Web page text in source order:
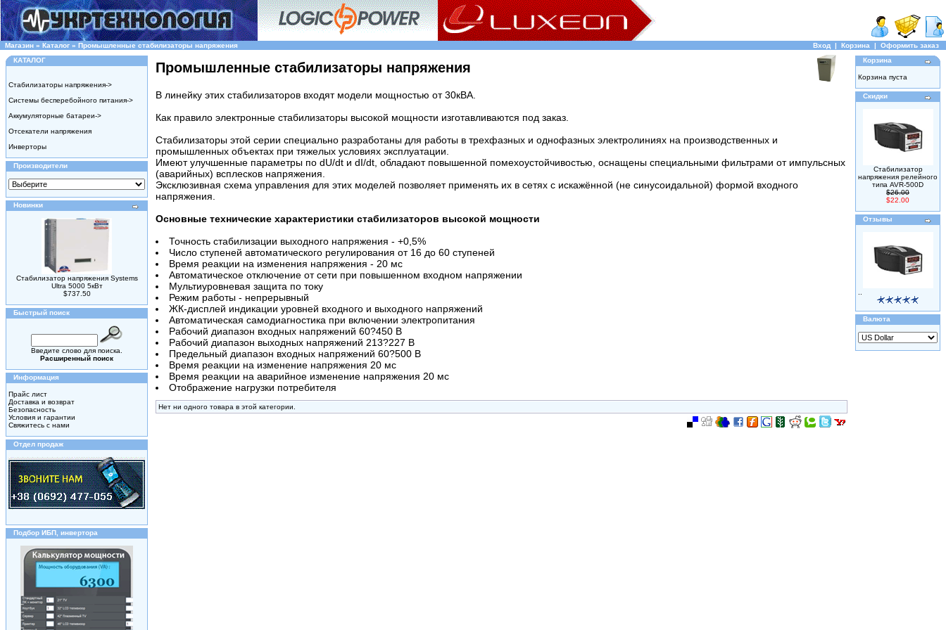
Магазин » Каталог » Промышленные стабилизаторы напряжения Вход | Корзина | Оформить заказ
КАТАЛОГ
Стабилизаторы напряжения->
Системы бесперебойного питания->
Аккумуляторные батареи->
Отсекатели напряжения
Инверторы
Производители
Новинки
Стабилизатор напряжения Systems
Ultra 5000 5кВт
$737.50
Быстрый поиск
Введите слово для поиска.
Расширенный поиск
Информация
Прайс лист
Доставка и возврат
Безопасность
Условия и гарантии
Свяжитесь с нами
Отдел продаж
Подбор ИБП, инвертора
Промышленные стабилизаторы напряжения
В линейку этих стабилизаторов входят модели мощностью от 30кВА.
Как правило электронные стабилизаторы высокой мощности изготавливаются под заказ.
Стабилизаторы этой серии специально разработаны для работы в трехфазных и однофазных электролиниях на производственных и
промышленных объектах при тяжелых условиях эксплуатации.
Имеют улучшенные параметры по dU/dt и dI/dt, обладают повышенной помехоустойчивостью, оснащены специальными фильтрами от импульсных
(аварийных) всплесков напряжения.
Эксклюзивная схема управления для этих моделей позволяет применять их в сетях с искажённой (не синусоидальной) формой входного
напряжения.
Основные технические характеристики стабилизаторов высокой мощности
Точность стабилизации выходного напряжения - +0,5%
Число ступеней автоматического регулирования от 16 до 60 ступеней
Время реакции на изменения напряжения - 20 мс
Автоматическое отключение от сети при повышенном входном напряжении
Мультиуровневая защита по току
Режим работы - непрерывный
ЖК-дисплей индикации уровней входного и выходного напряжений
Автоматическая самодиагностика при включении электропитания
Рабочий диапазон входных напряжений 60?450 В
Рабочий диапазон выходных напряжений 213?227 В
Предельный диапазон входных напряжений 60?500 В
Время реакции на изменение напряжения 20 мс
Время реакции на аварийное изменение напряжения 20 мс
Отображение нагрузки потребителя
Нет ни одного товара в этой категории.
Корзина
Корзина пуста
Скидки
Стабилизатор
напряжения релейного
типа AVR-500D
$26.00
$22.00
Отзывы
Валюта